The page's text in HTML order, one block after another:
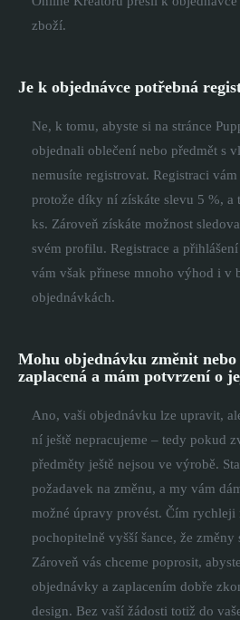
zboží.
Je k objednávce potřebná
Ne, k tomu, abyste si na stránce
objednali oblečení nebo předmět s
nemusíte registrovat. Registraci
protože díky ní získáte slevu 5 %, a
ks. Zároveň získáte možnost
svém profilu. Registrace a
vám však přinese mnoho výhod i v
objednávkách.
Mohu objednávku změnit
zaplacená a mám potvrzení o
Ano, vaši objednávku lze upravit,
ní ještě nepracujeme – tedy pokud
předměty ještě nejsou ve výrobě.
požadavek na změnu, a my vám
možné úpravy provést. Čím rychleji
pochopitelně vyšší šance, že změny
Zároveň vás chceme poprosit,
objednávky a zaplacením dobře
design. Bez vaší žádosti totiž do